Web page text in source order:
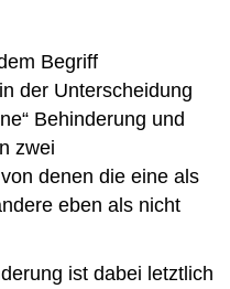
Begriff
der Unterscheidung
Behinderung und
zwei
denen die eine als
eben als nicht
ist dabei letztlich